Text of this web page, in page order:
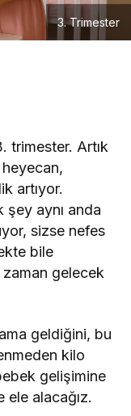
3. Trimester
trimester. Artık
heyecan,
artıyor.
aynı anda
sizse nefes
bile
gelecek
geldiğini, bu
kilo
gelişimine
alacağız.